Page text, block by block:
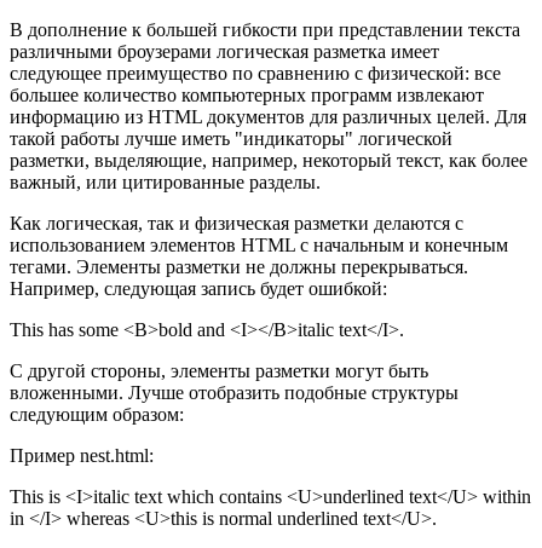
В дополнение к большей гибкости при представлении текста
различными броузерами логическая разметка имеет
следующее преимущество по сравнению с физической: все
большее количество компьютерных программ извлекают
информацию из HTML документов для различных целей. Для
такой работы лучше иметь "индикаторы" логической
разметки, выделяющие, например, некоторый текст, как более
важный, или цитированные разделы.
Как логическая, так и физическая разметки делаются с
использованием элементов HTML с начальным и конечным
тегами. Элементы разметки не должны перекрываться.
Например, следующая запись будет ошибкой:
This has some <B>bold and <I></B>italic text</I>.
С другой стороны, элементы разметки могут быть
вложенными. Лучше отобразить подобные структуры
следующим образом:
Пример nest.html:
This is <I>italic text which contains <U>underlined text</U> within
in </I> whereas <U>this is normal underlined text</U>.